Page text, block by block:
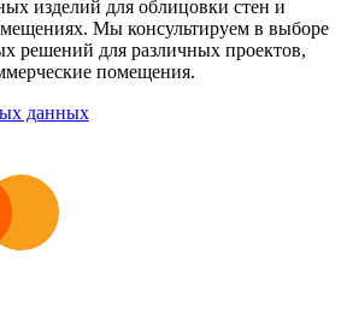
изделий для облицовки стен и
Мы консультируем в выборе
решений для различных проектов,
помещения.
данных